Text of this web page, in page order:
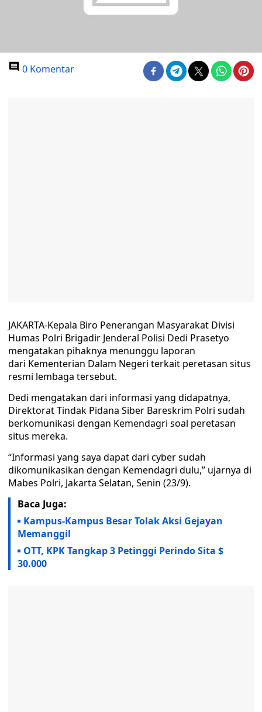
0 Komentar
JAKARTA-Kepala Biro Penerangan Masyarakat Divisi
Humas Polri Brigadir Jenderal Polisi Dedi Prasetyo
mengatakan pihaknya menunggu laporan
dari Kementerian Dalam Negeri terkait peretasan situs
resmi lembaga tersebut.
Dedi mengatakan dari informasi yang didapatnya,
Direktorat Tindak Pidana Siber Bareskrim Polri sudah
berkomunikasi dengan Kemendagri soal peretasan
situs mereka.
“Informasi yang saya dapat dari cyber sudah
dikomunikasikan dengan Kemendagri dulu,” ujarnya di
Mabes Polri, Jakarta Selatan, Senin (23/9).
Baca Juga:
Kampus-Kampus Besar Tolak Aksi Gejayan
Memanggil
OTT, KPK Tangkap 3 Petinggi Perindo Sita $
30.000